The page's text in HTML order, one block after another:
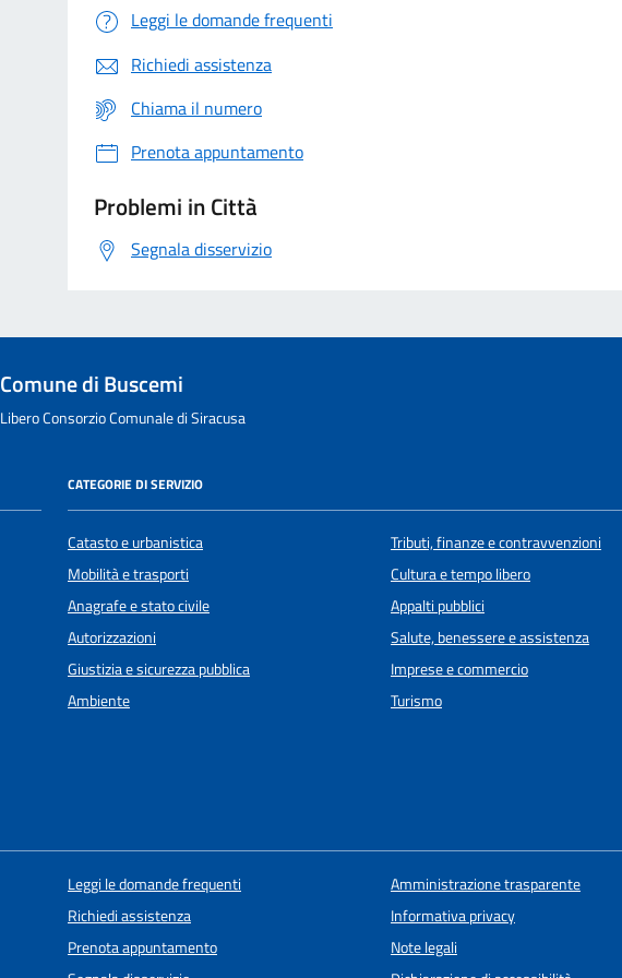
Leggi le domande frequenti
Richiedi assistenza
Chiama il numero
Prenota appuntamento
Problemi in Città
Segnala disservizio
Comune di Buscemi
Libero Consorzio Comunale di Siracusa
CATEGORIE DI SERVIZIO
Catasto e urbanistica
Mobilità e trasporti
Anagrafe e stato civile
Autorizzazioni
Giustizia e sicurezza pubblica
Ambiente
Tributi, finanze e contravvenzioni
Cultura e tempo libero
Appalti pubblici
Salute, benessere e assistenza
Imprese e commercio
Turismo
Leggi le domande frequenti
Richiedi assistenza
Prenota appuntamento
Amministrazione trasparente
Informativa privacy
Note legali